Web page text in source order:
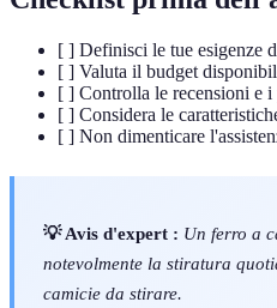
[ ] Definisci le tue esigenze
[ ] Valuta il budget
[ ] Controlla le recensioni e i
[ ] Considera le
[ ] Non dimenticare
💡 Avis d'expert : Un ferro a
notevolmente la stiratura
camicie da stirare.